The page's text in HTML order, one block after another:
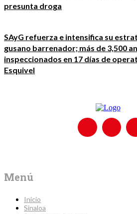
presunta droga
SAyG refuerza e intensifica su
gusano barrenador; más de 3,500
inspeccionados en 17 días de
Esquivel
Menú
Inicio
Sinaloa